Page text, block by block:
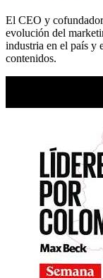
El CEO y
evolución del
industria en el país y
contenidos.